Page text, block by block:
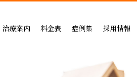
治療案内
成人矯正
料金表 症例集
セラミック治療
採用情報
セラミック治療
矯正治療